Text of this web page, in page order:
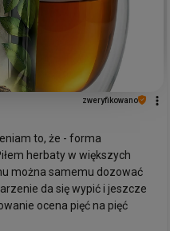
zweryfikowano
to, że - forma
herbaty w większych
można samemu dozować
da się wypić i jeszcze
ocena pięć na pięć